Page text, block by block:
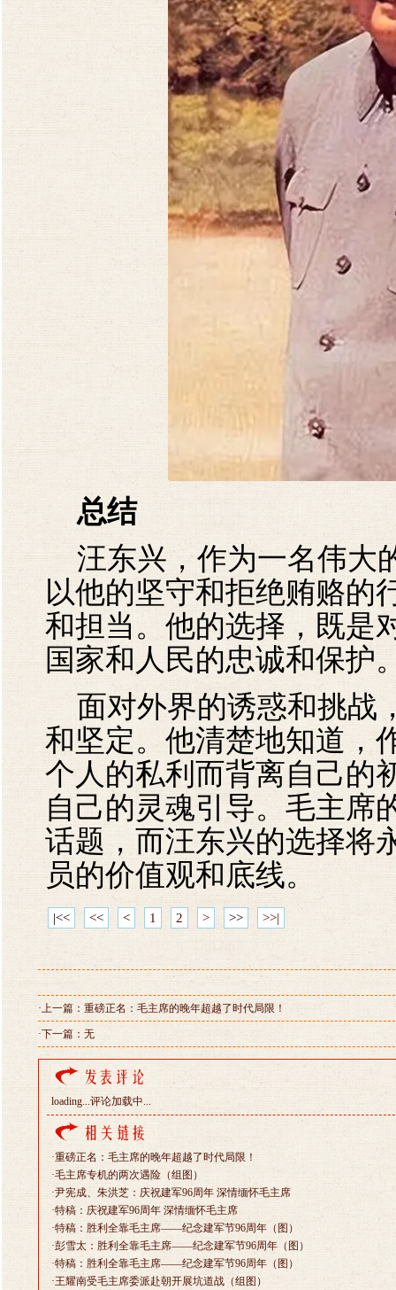
总结
汪东兴，作为一名伟大
以他的坚守和拒绝贿赂的
和担当。他的选择，既是
国家和人民的忠诚和保护
面对外界的诱惑和挑战
和坚定。他清楚地知道，
个人的私利而背离自己的
自己的灵魂引导。毛主席
话题，而汪东兴的选择将
员的价值观和底线。
|<< << < 1 2 > >> >>|
·上一篇： 重磅正名：毛主席的晚年超越了时代局限！
·下一篇：无
loading...评论加载中...
·重磅正名：毛主席的晚年超越了时代局限！
·毛主席专机的两次遇险（组图）
·尹宪成、朱洪芝：庆祝建军96周年 深情缅怀毛主席
·特稿：庆祝建军96周年 深情缅怀毛主席
·特稿：胜利全靠毛主席——纪念建军节96周年（图）
·彭雪太：胜利全靠毛主席——纪念建军节96周年（图）
·特稿：胜利全靠毛主席——纪念建军节96周年（图）
·王耀南受毛主席委派赴朝开展坑道战（组图）